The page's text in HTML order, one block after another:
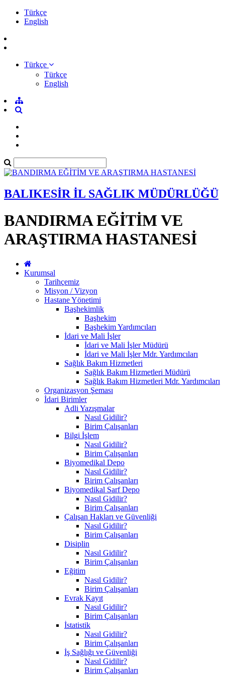
Türkçe
English
Türkçe
Türkçe
English
BALIKESİR İL SAĞLIK MÜDÜRLÜĞÜ
BANDIRMA EĞİTİM VE
ARAŞTIRMA HASTANESİ
Kurumsal
Tarihçemiz
Misyon / Vizyon
Hastane Yönetimi
Başhekimlik
Başhekim
Başhekim Yardımcıları
İdari ve Mali İşler
İdari ve Mali İşler Müdürü
İdari ve Mali İşler Mdr. Yardımcıları
Sağlık Bakım Hizmetleri
Sağlık Bakım Hizmetleri Müdürü
Sağlık Bakım Hizmetleri Mdr. Yardımcıları
Organizasyon Şeması
İdari Birimler
Adli Yazışmalar
Nasıl Gidilir?
Birim Çalışanları
Bilgi İşlem
Nasıl Gidilir?
Birim Çalışanları
Biyomedikal Depo
Nasıl Gidilir?
Birim Çalışanları
Biyomedikal Sarf Depo
Nasıl Gidilir?
Birim Çalışanları
Çalışan Hakları ve Güvenliği
Nasıl Gidilir?
Birim Çalışanları
Disiplin
Nasıl Gidilir?
Birim Çalışanları
Eğitim
Nasıl Gidilir?
Birim Çalışanları
Evrak Kayıt
Nasıl Gidilir?
Birim Çalışanları
İstatistik
Nasıl Gidilir?
Birim Çalışanları
İş Sağlığı ve Güvenliği
Nasıl Gidilir?
Birim Çalışanları